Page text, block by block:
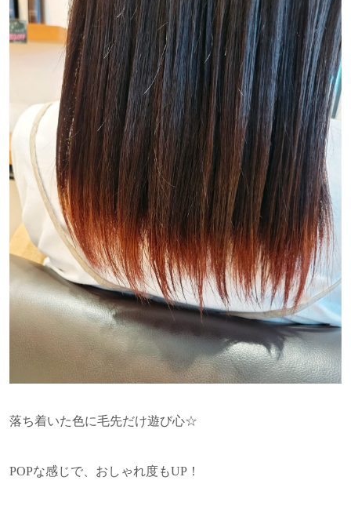
落ち着いた色に毛先だけ遊び心☆
POPな感じで、おしゃれ度もUP！